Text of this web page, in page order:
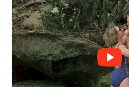
MKLI
LPKKI
LKKI
KOPEKLIN